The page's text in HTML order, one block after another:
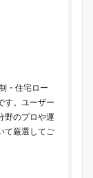
・住宅ロー
す。ユーザー
野のプロや運
て厳選してご